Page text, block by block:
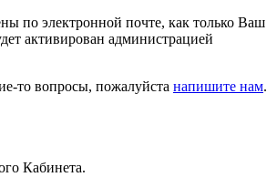
по электронной почте, как только Ваш
активирован администрацией
то вопросы, пожалуйста напишите нам.
Кабинета.